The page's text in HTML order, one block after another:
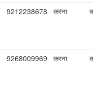
9212238678 करना
9268009969 करना